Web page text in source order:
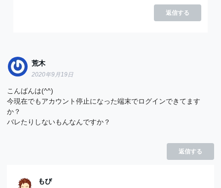
返信する
荒木
2020年9月19日
こんばんは(^^)
今現在でもアカウント停止になった端末でログインできてます
か？
バレたりしないもんなんですか？
返信する
もび